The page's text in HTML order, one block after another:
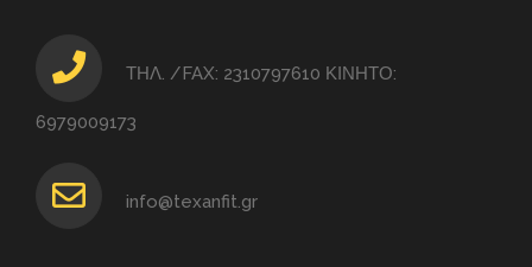
ΤΗΛ. /FAX: 2310797610 ΚΙΝΗΤΟ:
6979009173
info@texanfit.gr